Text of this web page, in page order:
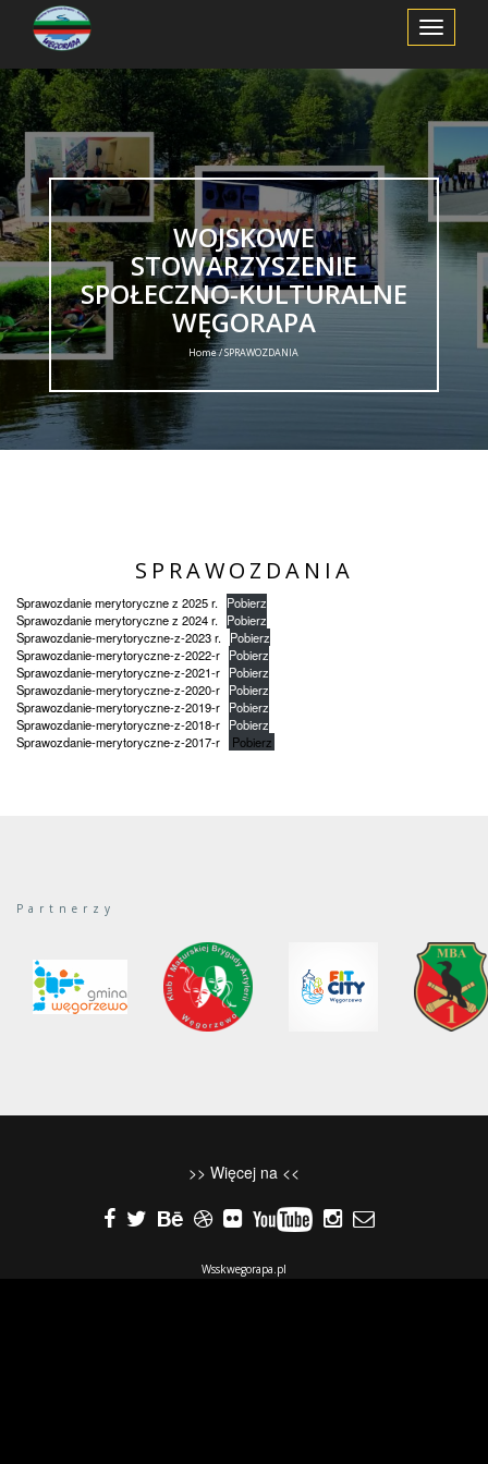
Toggle
Navigation
WOJSKOWE
STOWARZYSZENIE
SPOŁECZNO-KULTURALNE
WĘGORAPA
Home / SPRAWOZDANIA
SPRAWOZDANIA
Sprawozdanie merytoryczne z 2025 r.
Pobierz
Sprawozdanie merytoryczne z 2024 r.
Pobierz
Sprawozdanie-merytoryczne-z-2023 r.
Pobierz
Sprawozdanie-merytoryczne-z-2022-r Pobierz
Sprawozdanie-merytoryczne-z-2021-r Pobierz
Sprawozdanie-merytoryczne-z-2020-r Pobierz
Sprawozdanie-merytoryczne-z-2019-r Pobierz
Sprawozdanie-merytoryczne-z-2018-r Pobierz
Sprawozdanie-merytoryczne-z-2017-r
Pobierz
Partnerzy
>> Więcej na <<
Wsskwegorapa.pl